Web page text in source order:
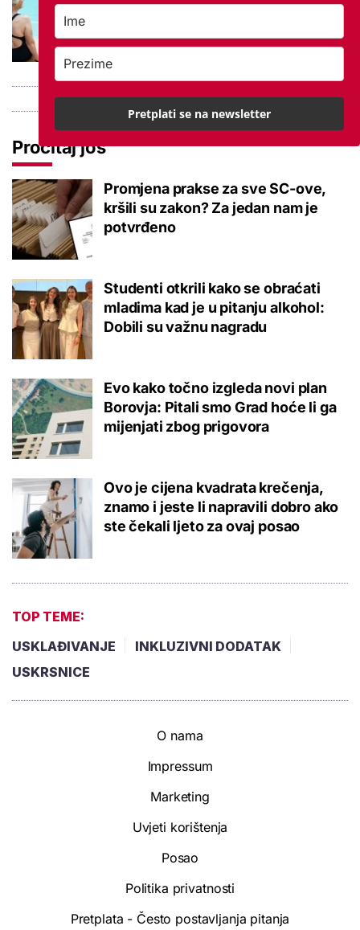
besplatno: Građani se mogu
Pročitaj još
Promjena prakse za sve SC-ove,
kršili su zakon? Za jedan nam je
potvrđeno
Studenti otkrili kako se obraćati
mladima kad je u pitanju alkohol:
Dobili su važnu nagradu
Evo kako točno izgleda novi plan
Borovja: Pitali smo Grad hoće li ga
mijenjati zbog prigovora
Ovo je cijena kvadrata krečenja,
znamo i jeste li napravili dobro ako
ste čekali ljeto za ovaj posao
TOP TEME:
USKLAĐIVANJE
INKLUZIVNI DODATAK
USKRSNICE
O nama
Impressum
Marketing
Uvjeti korištenja
Posao
Politika privatnosti
Pretplata - Često postavljanja pitanja
Pretplati se na newsletter